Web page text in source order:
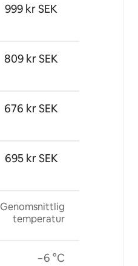
999 kr SEK
809 kr SEK
676 kr SEK
695 kr SEK
Genomsnittlig
temperatur
−6 °C